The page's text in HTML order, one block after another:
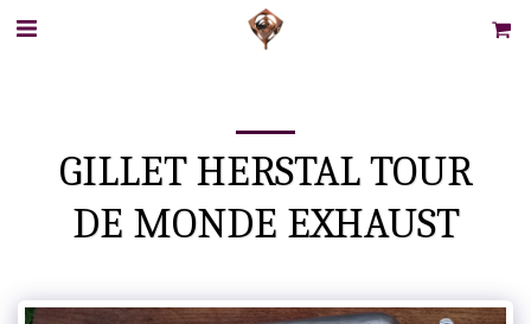
GILLET HERSTAL TOUR
DE MONDE EXHAUST